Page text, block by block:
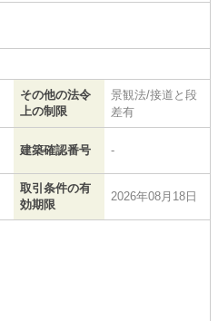
その他の法令
上の制限
景観法/接道と段
差有
建築確認番号 -
取引条件の有
効期限
2026年08月18日